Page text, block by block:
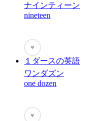
ナインティーン
nineteen
♥
１ダースの英語
ワンダズン
one dozen
♥